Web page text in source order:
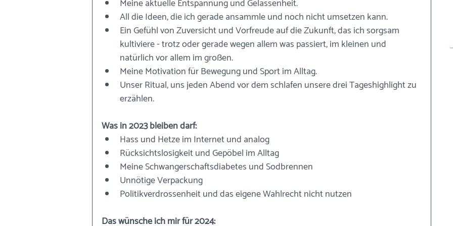
Meine aktuelle Entspannung und Gelassenheit.
All die Ideen, die ich gerade ansammle und noch nicht umsetzen kann.
Ein Gefühl von Zuversicht und Vorfreude auf die Zukunft, das ich sorgsam
kultiviere - trotz oder gerade wegen allem was passiert, im kleinen und
natürlich vor allem im großen.
Meine Motivation für Bewegung und Sport im Alltag.
Unser Ritual, uns jeden Abend vor dem schlafen unsere drei Tageshighlight zu
erzählen.
Was in 2023 bleiben darf:
Hass und Hetze im Internet und analog
Rücksichtslosigkeit und Gepöbel im Alltag
Meine Schwangerschaftsdiabetes und Sodbrennen
Unnötige Verpackung
Politikverdrossenheit und das eigene Wahlrecht nicht nutzen
Das wünsche ich mir für 2024: